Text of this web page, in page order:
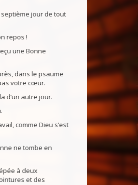
septième jour de tout
repos !
une Bonne
dans le psaume
votre cœur.
d’un autre jour.
comme Dieu s’est
ne tombe en
à deux
et des